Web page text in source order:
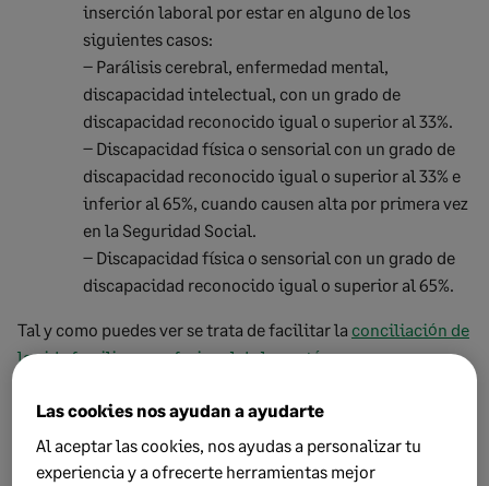
inserción laboral por estar en alguno de los
siguientes casos:
– Parálisis cerebral, enfermedad mental,
discapacidad intelectual, con un grado de
discapacidad reconocido igual o superior al 33%.
– Discapacidad física o sensorial con un grado de
discapacidad reconocido igual o superior al 33% e
inferior al 65%, cuando causen alta por primera vez
en la Seguridad Social.
– Discapacidad física o sensorial con un grado de
discapacidad reconocido igual o superior al 65%.
Tal y como puedes ver se trata de facilitar la conciliación de
la vida familiar y profesional de los autónomos y
desigualdad respecto a los trabajadores por cuenta ajena.
Las cookies nos ayudan a ayudarte
Al aceptar las cookies, nos ayudas a personalizar tu
experiencia y a ofrecerte herramientas mejor